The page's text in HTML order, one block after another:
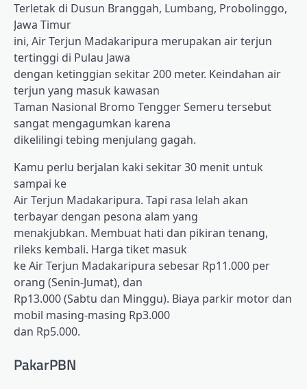
Terletak di Dusun Branggah, Lumbang, Probolinggo,
Jawa Timur
ini, Air Terjun Madakaripura merupakan air terjun
tertinggi di Pulau Jawa
dengan ketinggian sekitar 200 meter. Keindahan air
terjun yang masuk kawasan
Taman Nasional Bromo Tengger Semeru tersebut
sangat mengagumkan karena
dikelilingi tebing menjulang gagah.
Kamu perlu berjalan kaki sekitar 30 menit untuk
sampai ke
Air Terjun Madakaripura. Tapi rasa lelah akan
terbayar dengan pesona alam yang
menakjubkan. Membuat hati dan pikiran tenang,
rileks kembali. Harga tiket masuk
ke Air Terjun Madakaripura sebesar Rp11.000 per
orang (Senin-Jumat), dan
Rp13.000 (Sabtu dan Minggu). Biaya parkir motor dan
mobil masing-masing Rp3.000
dan Rp5.000.
PakarPBN